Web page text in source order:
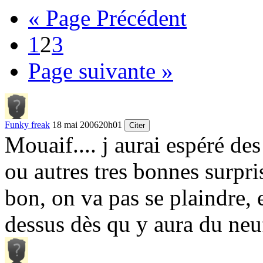
« Page Précédent
123
Page suivante »
Funky freak 18 mai 200620h01 Citer
Mouaif.... j aurai espéré
ou autres tres bonnes
bon, on va pas se plaindre,
dessus dès qu y aura du